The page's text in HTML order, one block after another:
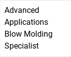
Advanced
Applications
Blow Molding
Specialist